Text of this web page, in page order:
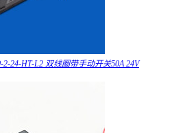
24-HT-L2 双线圈带手动开关50A 24V